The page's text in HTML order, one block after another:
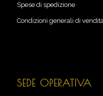
Spese di spedizione
Condizioni generali di
SEDE OPERATIVA